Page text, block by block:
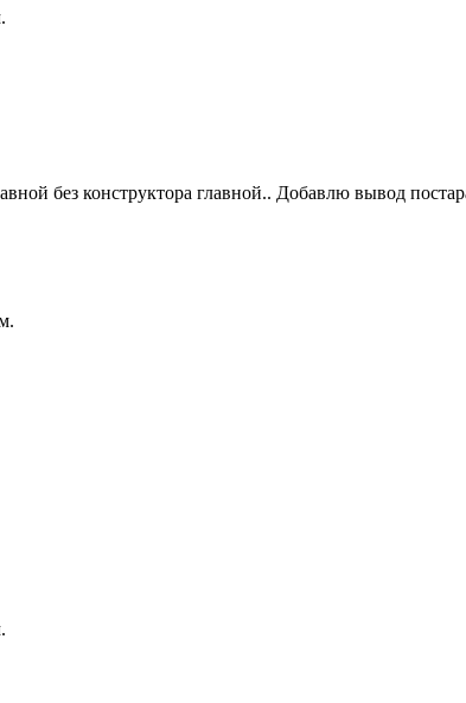
без конструктора главной.. Добавлю вывод